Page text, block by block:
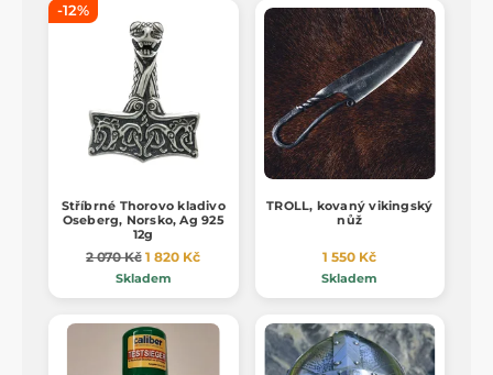
-12%
Stříbrné Thorovo kladivo
Oseberg, Norsko, Ag 925
12g
2 070 Kč 1 820 Kč
Skladem
TROLL, kovaný vikingský
nůž
1 550 Kč
Skladem